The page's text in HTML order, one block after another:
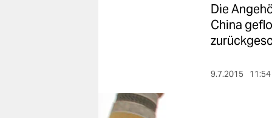
berlin
Die
China
9.7.2015